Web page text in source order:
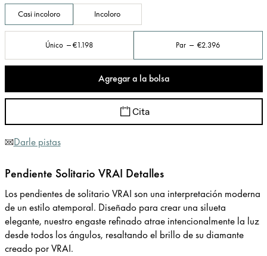
Casi incoloro Incoloro
Único €1.198 Par €2.396
Agregar a la bolsa
Cita
Darle pistas
Pendiente Solitario VRAI Detalles
Los pendientes de solitario VRAI son una interpretación moderna
de un estilo atemporal. Diseñado para crear una silueta
elegante, nuestro engaste refinado atrae intencionalmente la luz
desde todos los ángulos, resaltando el brillo de su diamante
creado por VRAI.